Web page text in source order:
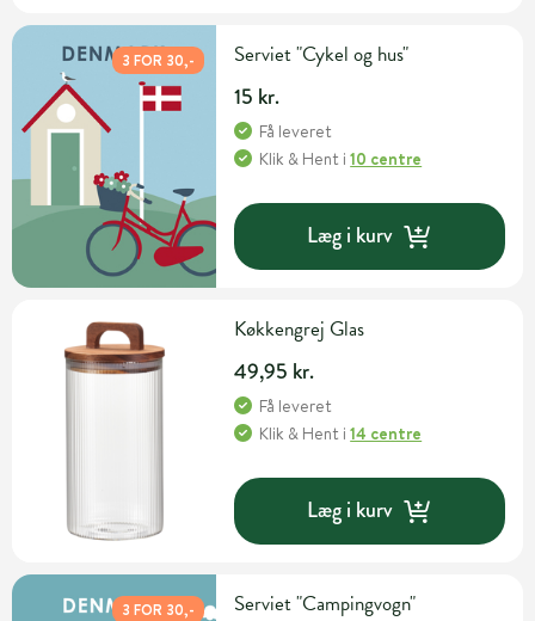
3 FOR 30,- Serviet "Cykel og hus"
15 kr.
Få leveret
Klik & Hent i10 centre
Læg i kurv
Køkkengrej Glas
49,95 kr.
Få leveret
Klik & Hent i14 centre
Læg i kurv
3 FOR 30,- Serviet "Campingvogn"